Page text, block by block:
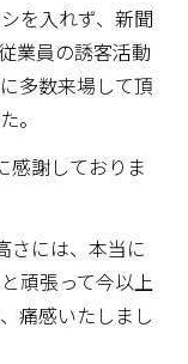
を入れず、新聞
業員の誘客活動
多数来場して頂
。
感謝しておりま
さには、本当に
頑張って今以上
痛感いたしまし